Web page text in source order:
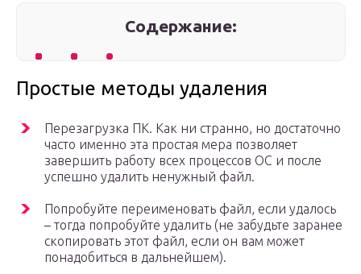
Содержание:
Простые методы удаления
Перезагрузка ПК. Как ни странно, но достаточно
часто именно эта простая мера позволяет
завершить работу всех процессов ОС и после
успешно удалить ненужный файл.
Попробуйте переименовать файл, если удалось
– тогда попробуйте удалить (не забудьте заранее
скопировать этот файл, если он вам может
понадобиться в дальнейшем).